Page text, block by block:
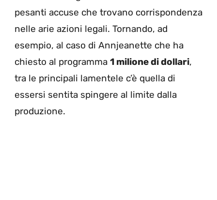
pesanti accuse che trovano corrispondenza
nelle arie azioni legali. Tornando, ad
esempio, al caso di Annjeanette che ha
chiesto al programma 1 milione di dollari,
tra le principali lamentele c’è quella di
essersi sentita spingere al limite dalla
produzione.